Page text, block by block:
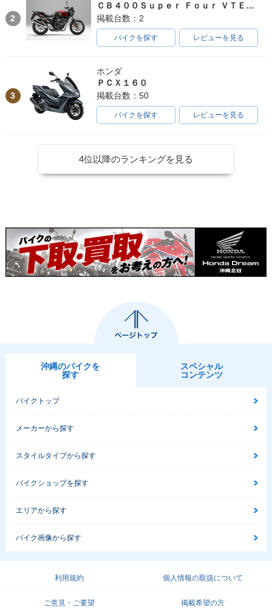
2
ＣＢ４００Ｓｕｐｅｒ Ｆｏｕｒ ＶＴＥＣ ＳＰＥＣ３
掲載台数：2
バイクを探す レビューを見る
3
ホンダ
ＰＣＸ１６０
掲載台数：50
バイクを探す レビューを見る
4位以降のランキングを見る
沖縄のバイクを
探す
スペシャル
コンテンツ
バイクトップ
メーカーから探す
スタイルタイプから探す
バイクショップを探す
エリアから探す
バイク画像から探す
利用規約 個人情報の取扱について
ご意見・ご要望 掲載希望の方